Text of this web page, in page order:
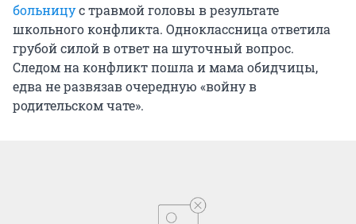
больницус травмой головы в результате
школьного конфликта. Одноклассница ответила
грубой силой в ответ на шуточный вопрос.
Следом на конфликт пошла и мама обидчицы,
едва не развязав очередную «войну в
родительском чате».